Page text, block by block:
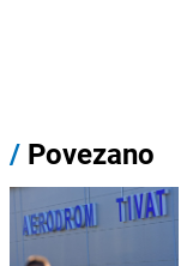
/ Povezano